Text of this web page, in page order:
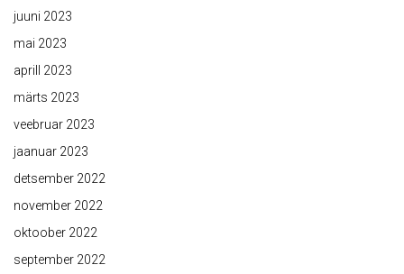
juuni 2023
mai 2023
aprill 2023
märts 2023
veebruar 2023
jaanuar 2023
detsember 2022
november 2022
oktoober 2022
september 2022